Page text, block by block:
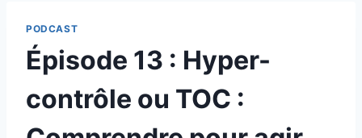
PODCAST
Épisode 13 : Hyper-
contrôle ou TOC :